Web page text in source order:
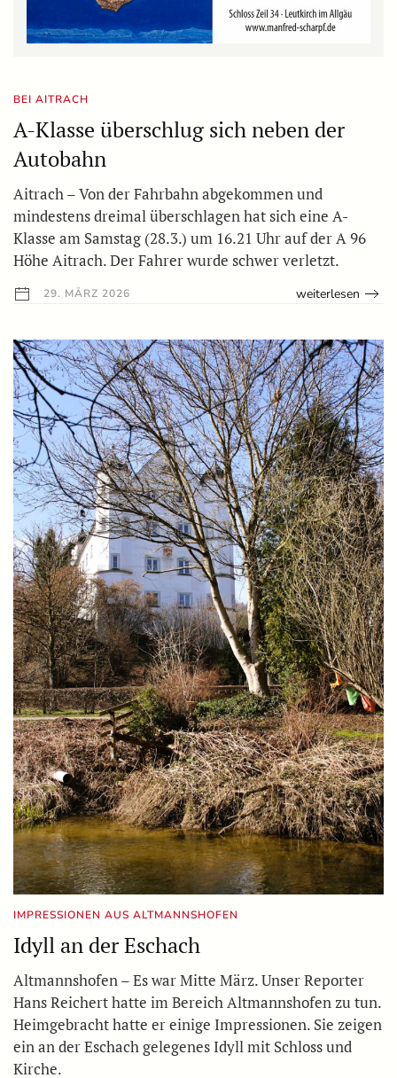
BEI AITRACH
A-Klasse überschlug sich neben der
Autobahn
Aitrach – Von der Fahrbahn abgekommen und
mindestens dreimal überschlagen hat sich eine A-
Klasse am Samstag (28.3.) um 16.21 Uhr auf der A 96
Höhe Aitrach. Der Fahrer wurde schwer verletzt.
29. MÄRZ 2026 weiterlesen
IMPRESSIONEN AUS ALTMANNSHOFEN
Idyll an der Eschach
Altmannshofen – Es war Mitte März. Unser Reporter
Hans Reichert hatte im Bereich Altmannshofen zu tun.
Heimgebracht hatte er einige Impressionen. Sie zeigen
ein an der Eschach gelegenes Idyll mit Schloss und
Kirche.